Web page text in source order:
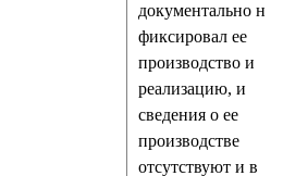
документально не
фиксировал ее
производство и
реализацию, и
сведения о ее
производстве
отсутствуют и в